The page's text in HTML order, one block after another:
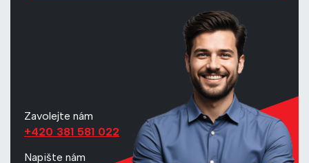
Zavolejte nám
+420 381 581 022
Napište nám